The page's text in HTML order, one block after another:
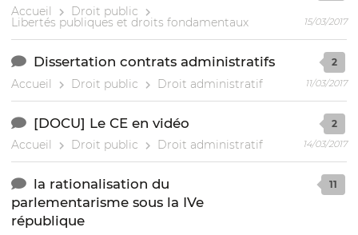
Accueil Droit public
Libertés publiques et droits fondamentaux 15/03/2017
Dissertation contrats administratifs
Accueil Droit public Droit administratif
2
11/03/2017
[DOCU] Le CE en vidéo
Accueil Droit public Droit administratif
2
14/03/2017
la rationalisation du
parlementarisme sous la IVe
république
11